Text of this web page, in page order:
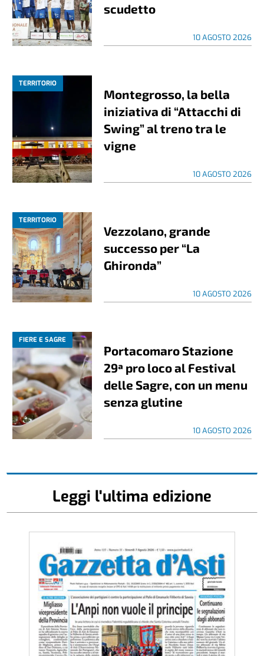
scudetto
10 AGOSTO 2026
TERRITORIO
Montegrosso, la bella
iniziativa di “Attacchi di
Swing” al treno tra le
vigne
10 AGOSTO 2026
TERRITORIO
Vezzolano, grande
successo per “La
Ghironda”
10 AGOSTO 2026
FIERE E SAGRE
Portacomaro Stazione
29ª pro loco al Festival
delle Sagre, con un menu
senza glutine
10 AGOSTO 2026
Leggi l'ultima edizione